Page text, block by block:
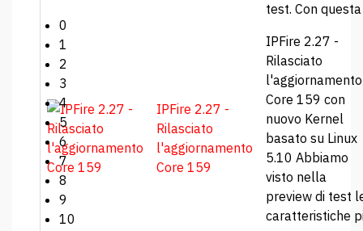
0
1
2
3
4
5
6
7
8
9
10
test. Con questa
IPFire 2.27 -
Rilasciato
l'aggiornamento
Core 159
IPFire 2.27 -
Rilasciato
l'aggiornamento
Core 159 con
nuovo Kernel
basato su Linux
5.10 Abbiamo
visto nella
preview di test
caratteristiche